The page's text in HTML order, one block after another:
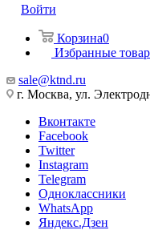
Войти
Корзина0
Избранные
sale@ktnd.ru
г. Москва, ул.
Вконтакте
Facebook
Twitter
Instagram
Telegram
Одноклассники
WhatsApp
Яндекс.Дзен